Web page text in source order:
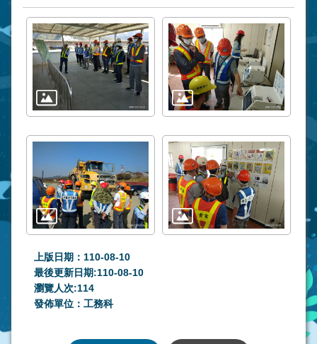
上版日期：110-08-10
最後更新日期:110-08-10
瀏覽人次:114
發佈單位：工務科